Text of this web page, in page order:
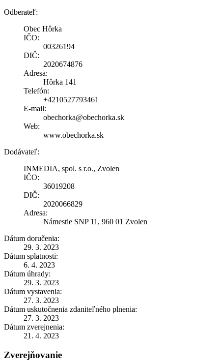
Odberateľ:
Obec Hôrka
IČO:
00326194
DIČ:
2020674876
Adresa:
Hôrka 141
Telefón:
+4210527793461
E-mail:
obechorka@obechorka.sk
Web:
www.obechorka.sk
Dodávateľ:
INMEDIA, spol. s r.o., Zvolen
IČO:
36019208
DIČ:
2020066829
Adresa:
Námestie SNP 11, 960 01 Zvolen
Dátum doručenia:
29. 3. 2023
Dátum splatnosti:
6. 4. 2023
Dátum úhrady:
29. 3. 2023
Dátum vystavenia:
27. 3. 2023
Dátum uskutočnenia zdaniteľného plnenia:
27. 3. 2023
Dátum zverejnenia:
21. 4. 2023
Zverejňovanie